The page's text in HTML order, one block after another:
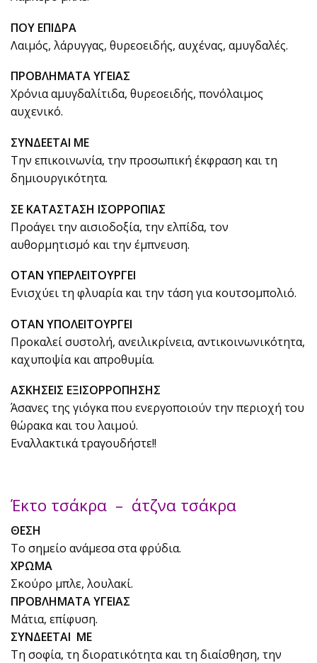
ΠΟΥ ΕΠΙΔΡΑ
Λαιμός, λάρυγγας, θυρεοειδής, αυχένας, αμυγδαλές.
ΠΡΟΒΛΗΜΑΤΑ ΥΓΕΙΑΣ
Χρόνια αμυγδαλίτιδα, θυρεοειδής, πονόλαιμος
αυχενικό.
ΣΥΝΔΕΕΤΑΙ ΜΕ
Την επικοινωνία, την προσωπική έκφραση και τη
δημιουργικότητα.
ΣΕ ΚΑΤΑΣΤΑΣΗ ΙΣΟΡΡΟΠΙΑΣ
Προάγει την αισιοδοξία, την ελπίδα, τον
αυθορμητισμό και την έμπνευση.
ΟΤΑΝ ΥΠΕΡΛΕΙΤΟΥΡΓΕΙ
Ενισχύει τη φλυαρία και την τάση για κουτσομπολιό.
ΟΤΑΝ ΥΠΟΛΕΙΤΟΥΡΓΕΙ
Προκαλεί συστολή, ανειλικρίνεια, αντικοινωνικότητα,
καχυποψία και απροθυμία.
ΑΣΚΗΣΕΙΣ ΕΞΙΣΟΡΡΟΠΗΣΗΣ
Άσανες της γιόγκα που ενεργοποιούν την περιοχή του
θώρακα και του λαιμού.
Εναλλακτικά τραγουδήστε!!
Έκτο τσάκρα – άτζνα τσάκρα
ΘΕΣΗ
Το σημείο ανάμεσα στα φρύδια.
ΧΡΩΜΑ
Σκούρο μπλε, λουλακί.
ΠΡΟΒΛΗΜΑΤΑ ΥΓΕΙΑΣ
Μάτια, επίφυση.
ΣΥΝΔΕΕΤΑΙ ΜΕ
Τη σοφία, τη διορατικότητα και τη διαίσθηση, την